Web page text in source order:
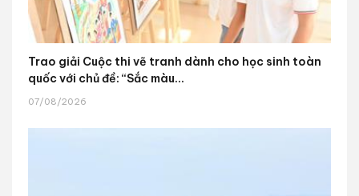
Trao giải Cuộc thi vẽ tranh dành cho học sinh toàn
quốc với chủ đề: “Sắc màu...
07/08/2026